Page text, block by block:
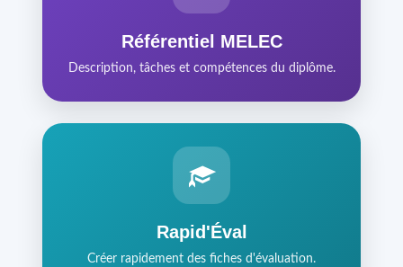
Référentiel MELEC
Description, tâches et compétences du diplôme.
Rapid'Éval
Créer rapidement des fiches d'évaluation.